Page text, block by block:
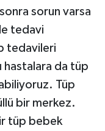
sorun varsa
tedavi
tedavileri
hastalara da tüp
Tüp
bir merkez.
tüp bebek